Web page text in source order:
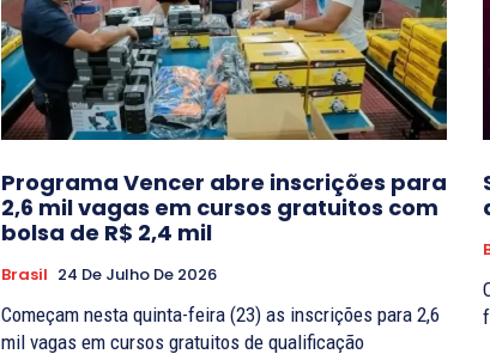
Programa Vencer abre inscrições para
2,6 mil vagas em cursos gratuitos com
bolsa de R$ 2,4 mil
Brasil 24 De Julho De 2026
Começam nesta quinta-feira (23) as inscrições para 2,6
mil vagas em cursos gratuitos de qualificação